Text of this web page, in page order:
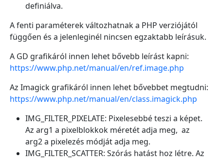
definiálva.
A fenti paraméterek változhatnak a PHP verziójától
függően és a jelenleginél nincsen egzaktabb leírásuk.
A GD grafikáról innen lehet bővebb leírást kapni:
https://www.php.net/manual/en/ref.image.php
Az Imagick grafikáról innen lehet bővebbet megtudni:
https://www.php.net/manual/en/class.imagick.php
IMG_FILTER_PIXELATE: Pixelesebbé teszi a képet.
Az arg1 a pixelblokkok méretét adja meg, az
arg2 a pixelezés módját adja meg.
IMG_FILTER_SCATTER: Szórás hatást hoz létre. Az